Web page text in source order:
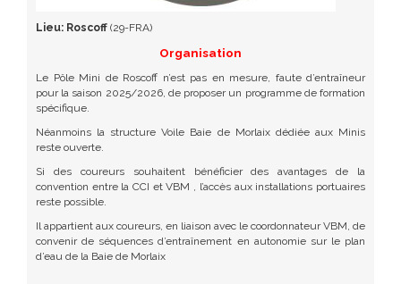
Lieu: Roscoff (29-FRA)
Organisation
Le Pôle Mini de Roscoff n’est pas en mesure, faute d’entraîneur
pour la saison 2025/2026, de proposer un programme de formation
spécifique.
Néanmoins la structure Voile Baie de Morlaix dédiée aux Minis
reste ouverte.
Si des coureurs souhaitent bénéficier des avantages de la
convention entre la CCI et VBM , l’accès aux installations portuaires
reste possible.
Il appartient aux coureurs, en liaison avec le coordonnateur VBM, de
convenir de séquences d’entraînement en autonomie sur le plan
d’eau de la Baie de Morlaix